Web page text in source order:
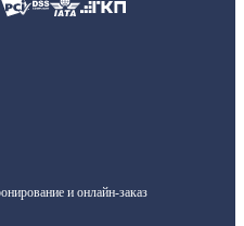
и онлайн-заказ